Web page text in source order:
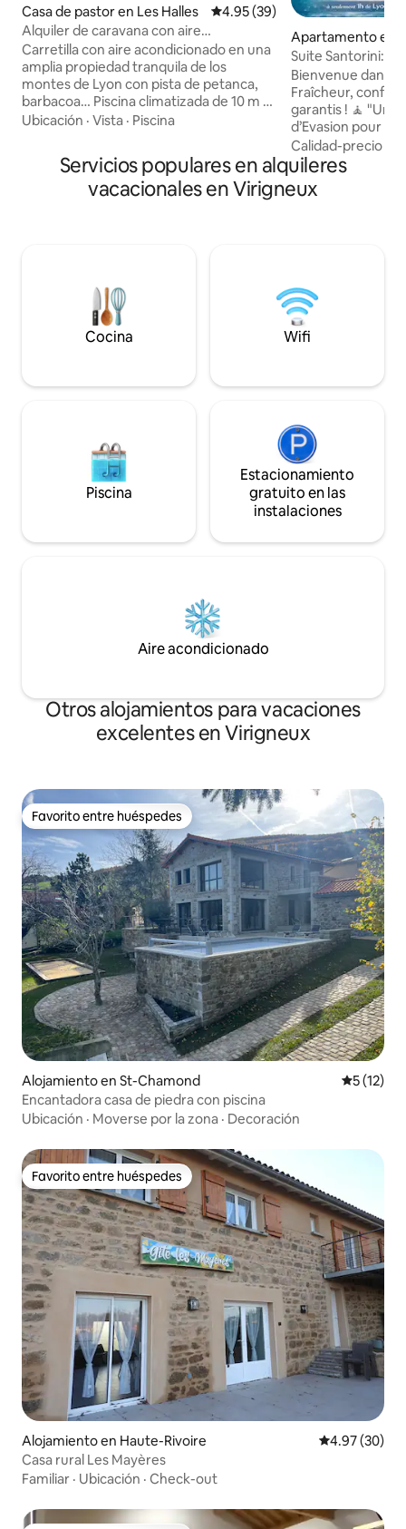
Casa de pastor en Les Halles Calificación promedio: 4.95 de
4.95 (39)
Alquiler de caravana con aire
acondicionado
Carretilla con aire acondicionado en una
amplia propiedad tranquila de los
montes de Lyon con pista de petanca,
barbacoa… Piscina climatizada de 10 m x
5 m privatizada (de junio a septiembre).
sábanas ni toallas de baño. Instalaciones
sanitarias privadas cercanas (10 m).
Punto de agua en la caravana con
Ubicación · Vista · Piscina
Apartamento en
er
Suite Santorini:
natural
Bienvenue dans
Fraîcheur,
garantis ! 🧘 "Une véritable Bulle
d’Evasion pour
immersive et
Cyclades" 💙 • Literie hôtelière • Douche
Hammam haut
véritable
ville aux multiples
Calidad-precio
Servicios populares en alquileres
vacacionales en Virigneux
Cocina Wifi
Piscina
Estacionamiento
gratuito en las
instalaciones
Aire acondicionado
Otros alojamientos para vacaciones
excelentes en Virigneux
Favorito entre huéspedes
Favorito entre huéspedes
Alojamiento en St-Chamond
5 (12)
Encantadora casa de piedra con piscina
Ubicación · Moverse por la zona · Decoración
Favorito entre huéspedes
Favorito entre huéspedes
Alojamiento en Haute-Rivoire Calificación
4.97 (30)
Casa rural Les Mayères
Familiar · Ubicación · Check-out